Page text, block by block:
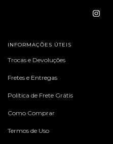
INFORMAÇÕES ÚTEIS
Trocas e Devoluções
Fretes e Entregas
Política de Frete Grátis
Como Comprar
Termos de Uso